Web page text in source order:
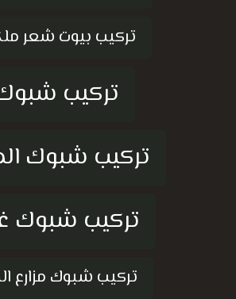
تركيب بيوت شعر
تركيب
تركيب شبوك
تركيب شبوك
تركيب شبوك مزارع